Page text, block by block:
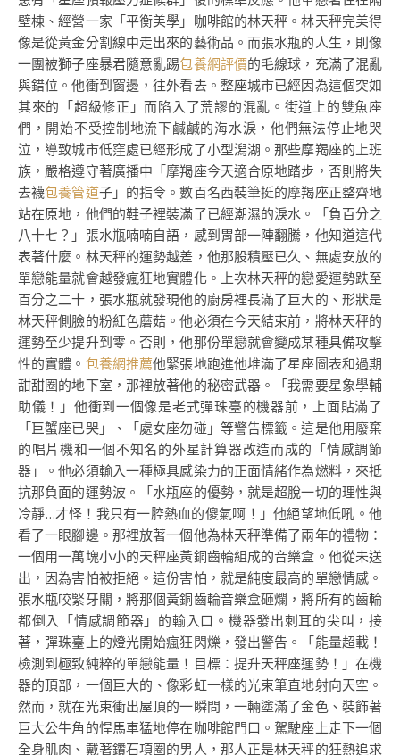
壁棟、經營一家「平衡美學」咖啡館的林天秤。林天秤完美得
像是從黃金分割線中走出來的藝術品。而張水瓶的人生，則像
一團被獅子座暴君隨意亂踢包養網評價的毛線球，充滿了混亂
與錯位。他衝到窗邊，往外看去。整座城市已經因為這個突如
其來的「超級修正」而陷入了荒謬的混亂。街道上的雙魚座
們，開始不受控制地流下鹹鹹的海水淚，他們無法停止地哭
泣，導致城市低窪處已經形成了小型潟湖。那些摩羯座的上班
族，嚴格遵守著廣播中「摩羯座今天適合原地踏步，否則將失
去襪包養管道子」的指令。數百名西裝筆挺的摩羯座正整齊地
站在原地，他們的鞋子裡裝滿了已經潮濕的淚水。「負百分之
八十七？」張水瓶喃喃自語，感到胃部一陣翻騰，他知道這代
表著什麼。林天秤的運勢越差，他那股積壓已久、無處安放的
單戀能量就會越發瘋狂地實體化。上次林天秤的戀愛運勢跌至
百分之二十，張水瓶就發現他的廚房裡長滿了巨大的、形狀是
林天秤側臉的粉紅色蘑菇。他必須在今天結束前，將林天秤的
運勢至少提升到零。否則，他那份單戀就會變成某種具備攻擊
性的實體。 包養網推薦他緊張地跑進他堆滿了星座圖表和過期
甜甜圈的地下室，那裡放著他的秘密武器。「我需要星象學輔
助儀！」他衝到一個像是老式彈珠臺的機器前，上面貼滿了
「巨蟹座已哭」、「處女座勿碰」等警告標籤。這是他用廢棄
的唱片機和一個不知名的外星計算器改造而成的「情感調節
器」。他必須輸入一種極具感染力的正面情緒作為燃料，來抵
抗那負面的運勢波。「水瓶座的優勢，就是超脫一切的理性與
冷靜…才怪！我只有一腔熱血的傻氣啊！」他絕望地低吼。他
看了一眼腳邊。那裡放著一個他為林天秤準備了兩年的禮物：
一個用一萬塊小小的天秤座黃銅齒輪組成的音樂盒。他從未送
出，因為害怕被拒絕。這份害怕，就是純度最高的單戀情感。
張水瓶咬緊牙關，將那個黃銅齒輪音樂盒砸爛，將所有的齒輪
都倒入「情感調節器」的輸入口。機器發出刺耳的尖叫，接
著，彈珠臺上的燈光開始瘋狂閃爍，發出警告。「能量超載！
檢測到極致純粹的單戀能量！目標：提升天秤座運勢！」在機
器的頂部，一個巨大的、像彩虹一樣的光束筆直地射向天空。
然而，就在光束衝出屋頂的一瞬間，一輛塗滿了金色、裝飾著
巨大公牛角的悍馬車猛地停在咖啡館門口。駕駛座上走下一個
全身肌肉、戴著鑽石項圈的男人，那人正是林天秤的狂熱追求